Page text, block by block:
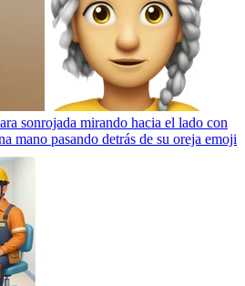
sonrojada mirando hacia el lado con
mano pasando detrás de su oreja emoji